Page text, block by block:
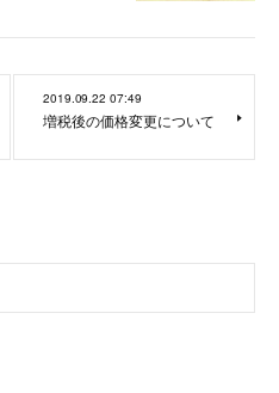
2019.09.22 07:49
増税後の価格変更について